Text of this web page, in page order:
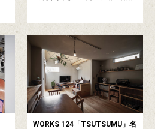
WORKS 124「TSUTSUMU」名